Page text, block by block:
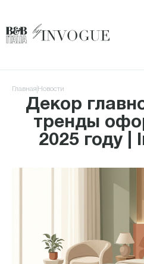
Главная Новости
Декор
тренды
2025 году |